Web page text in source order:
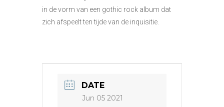
in de vorm van een gothic rock album dat
zich afspeelt ten tijde van de inquisitie.
DATE
Jun 05 2021